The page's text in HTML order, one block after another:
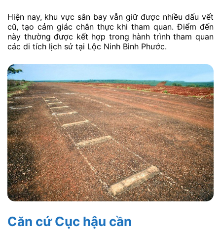
Hiện nay, khu vực sân bay vẫn giữ được nhiều dấu vết
cũ, tạo cảm giác chân thực khi tham quan. Điểm đến
này thường được kết hợp trong hành trình tham quan
các di tích lịch sử tại Lộc Ninh Bình Phước.
Căn cứ Cục hậu cần